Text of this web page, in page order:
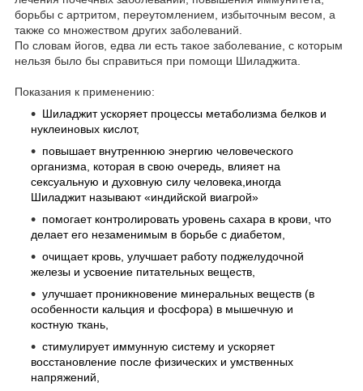
борьбы с артритом, переутомлением, избыточным весом, а
также со множеством других заболеваний.
По словам йогов, едва ли есть такое заболевание, с которым
нельзя было бы справиться при помощи Шиладжита.
Показания к применению:
Шиладжит ускоряет процессы метаболизма белков и
нуклеиновых кислот,
повышает внутреннюю энергию человеческого
организма, которая в свою очередь, влияет на
сексуальную и духовную силу человека,иногда
Шиладжит называют «индийской виагрой»
помогает контролировать уровень сахара в крови, что
делает его незаменимым в борьбе с диабетом,
очищает кровь, улучшает работу поджелудочной
железы и усвоение питательных веществ,
улучшает проникновение минеральных веществ (в
особенности кальция и фосфора) в мышечную и
костную ткань,
стимулирует иммунную систему и ускоряет
восстановление после физических и умственных
напряжений,